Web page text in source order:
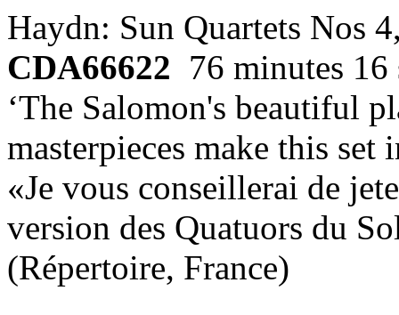
Haydn: Sun Quartets Nos
CDA66622 76 minutes 16
‘The Salomon's beautiful
masterpieces make this set
«Je vous conseillerai de
version des Quatuors du
(Répertoire, France)